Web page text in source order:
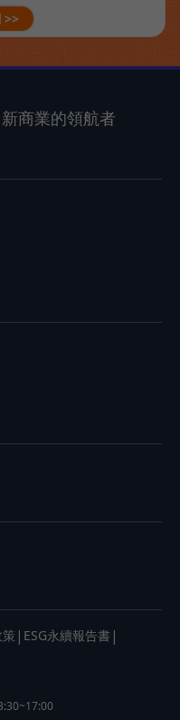
>>
新商業的領航者
| ESG永續報告書 |